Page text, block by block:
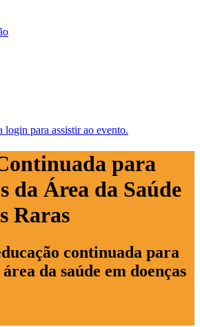
login para assistir ao evento.
para
da Área da Saúde
Raras
continuada para
da saúde em doenças